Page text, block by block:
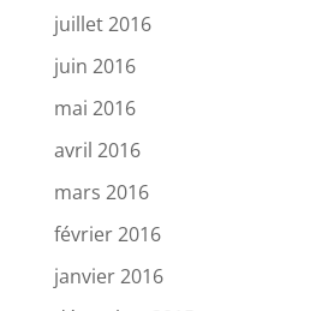
juillet 2016
juin 2016
mai 2016
avril 2016
mars 2016
février 2016
janvier 2016